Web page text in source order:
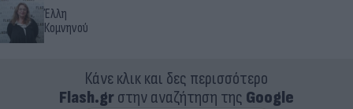
Έλλη
Κομνηνού
Κάνε κλικ και δες περισσότερο
Flash.grστην αναζήτηση της Google